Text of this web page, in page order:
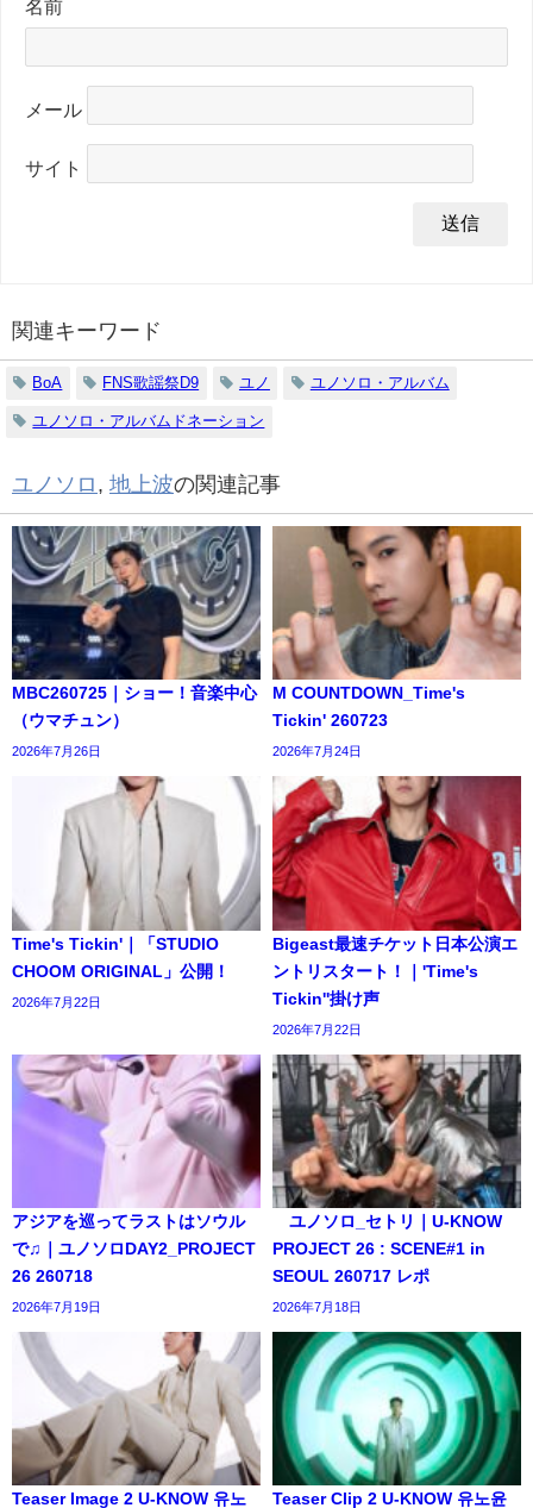
名前
メール
サイト
関連キーワード
BoA FNS歌謡祭D9 ユノ ユノソロ・アルバム
ユノソロ・アルバムドネーション
ユノソロ , 地上波の関連記事
MBC260725｜ショー！音楽中心
（ウマチュン）
2026年7月26日
M COUNTDOWN_Time's
Tickin' 260723
2026年7月24日
Time's Tickin'｜「STUDIO
CHOOM ORIGINAL」公開！
2026年7月22日
Bigeast最速チケット日本公演エ
ントリスタート！｜'Time's
Tickin''掛け声
2026年7月22日
アジアを巡ってラストはソウル
で♫｜ユノソロDAY2_PROJECT
26 260718
2026年7月19日
ユノソロ_セトリ｜U-KNOW
PROJECT 26 : SCENE#1 in
SEOUL 260717 レポ
2026年7月18日
Teaser Image 2 U-KNOW 유노
Teaser Clip 2 U-KNOW 유노윤